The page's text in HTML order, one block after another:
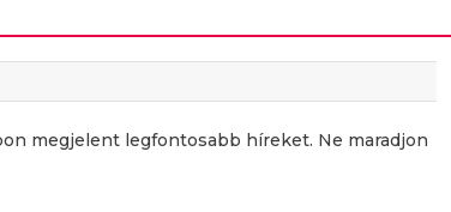
megjelent legfontosabb híreket. Ne maradjon